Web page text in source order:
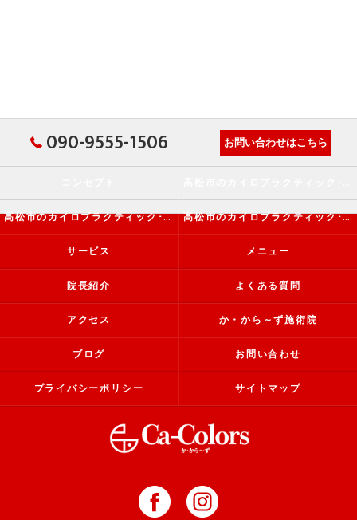
090-9555-1506 お問い合わせはこちら
高松市のカイロプラクティック･か・から～ず施術院の評判 高松市のカイロプラクティック･か・から～ず施術院のお客様の声
サービス メニュー
院長紹介 よくある質問
アクセス か・から～ず施術院
ブログ お問い合わせ
プライバシーポリシー サイトマップ